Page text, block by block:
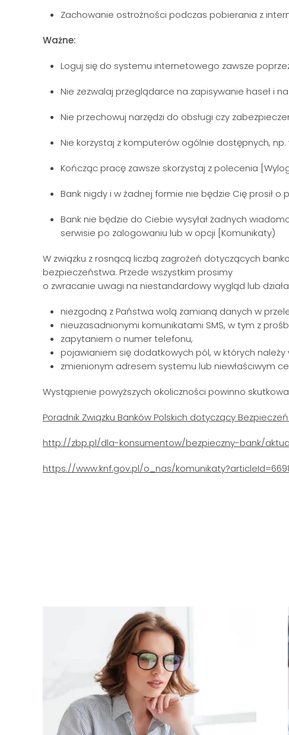
Zachowanie ostrożności podczas pobierania z
Ważne:
Loguj się do systemu internetowego zawsze
Nie zezwalaj przeglądarce na zapisywanie haseł i
Nie przechowuj narzędzi do obsługi czy
Nie korzystaj z komputerów ogólnie dostępnych,
Kończąc pracę zawsze skorzystaj z polecenia
Bank nigdy i w żadnej formie nie będzie Cię prosił
Bank nie będzie do Ciebie wysyłał żadnych
serwisie po zalogowaniu lub w opcji [Komunikaty)
W związku z rosnącą liczbą zagrożeń dotyczących
bezpieczeństwa. Przede wszystkim prosimy
o zwracanie uwagi na niestandardowy wygląd lub
niezgodną z Państwa wolą zamianą danych w
nieuzasadnionymi komunikatami SMS, w tym z
zapytaniem o numer telefonu,
pojawianiem się dodatkowych pól, w których należy
zmienionym adresem systemu lub niewłaściwym
Wystąpienie powyższych okoliczności powinno
Poradnik Związku Banków Polskich dotyczący
http://zbp.pl/dla-konsumentow/bezpieczny-bank/
https://www.knf.gov.pl/o_nas/